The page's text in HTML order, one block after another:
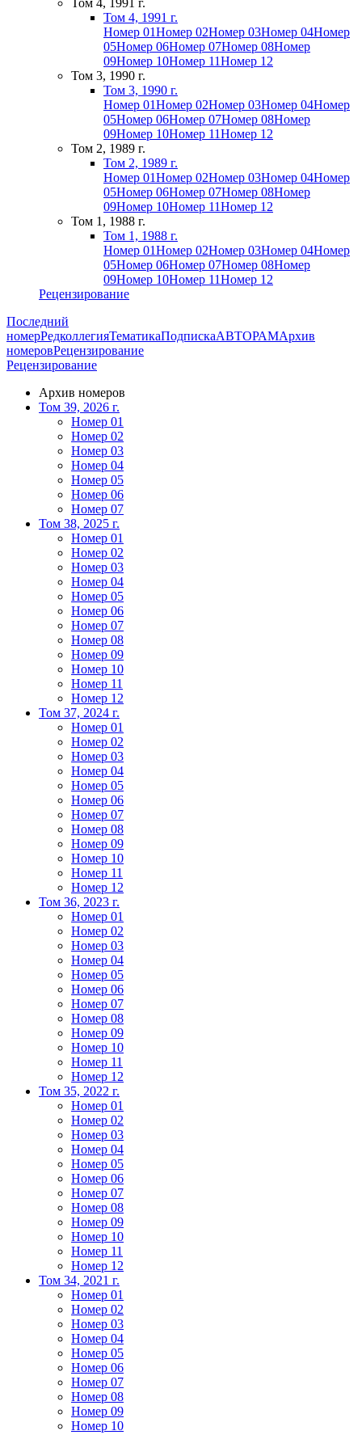
Том 4, 1991 г.
Том 4, 1991 г.
Номер 01Номер 02Номер 03Номер 04Номер
05Номер 06Номер 07Номер 08Номер
09Номер 10Номер 11Номер 12
Том 3, 1990 г.
Том 3, 1990 г.
Номер 01Номер 02Номер 03Номер 04Номер
05Номер 06Номер 07Номер 08Номер
09Номер 10Номер 11Номер 12
Том 2, 1989 г.
Том 2, 1989 г.
Номер 01Номер 02Номер 03Номер 04Номер
05Номер 06Номер 07Номер 08Номер
09Номер 10Номер 11Номер 12
Том 1, 1988 г.
Том 1, 1988 г.
Номер 01Номер 02Номер 03Номер 04Номер
05Номер 06Номер 07Номер 08Номер
09Номер 10Номер 11Номер 12
Рецензирование
Последний
номерРедколлегияТематикаПодпискаАВТОРАМАрхив
номеровРецензирование
Рецензирование
Архив номеров
Том 39, 2026 г.
Номер 01
Номер 02
Номер 03
Номер 04
Номер 05
Номер 06
Номер 07
Том 38, 2025 г.
Номер 01
Номер 02
Номер 03
Номер 04
Номер 05
Номер 06
Номер 07
Номер 08
Номер 09
Номер 10
Номер 11
Номер 12
Том 37, 2024 г.
Номер 01
Номер 02
Номер 03
Номер 04
Номер 05
Номер 06
Номер 07
Номер 08
Номер 09
Номер 10
Номер 11
Номер 12
Том 36, 2023 г.
Номер 01
Номер 02
Номер 03
Номер 04
Номер 05
Номер 06
Номер 07
Номер 08
Номер 09
Номер 10
Номер 11
Номер 12
Том 35, 2022 г.
Номер 01
Номер 02
Номер 03
Номер 04
Номер 05
Номер 06
Номер 07
Номер 08
Номер 09
Номер 10
Номер 11
Номер 12
Том 34, 2021 г.
Номер 01
Номер 02
Номер 03
Номер 04
Номер 05
Номер 06
Номер 07
Номер 08
Номер 09
Номер 10